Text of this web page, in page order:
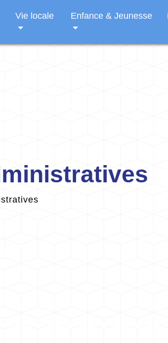
Vie locale Enfance & Jeunesse